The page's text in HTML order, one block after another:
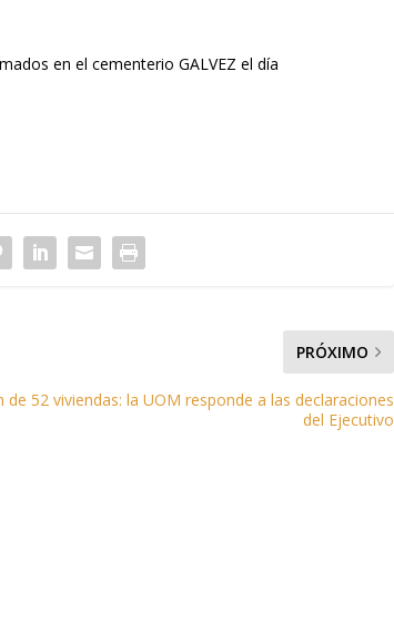
en el cementerio GALVEZ el día
PRÓXIMO
de 52 viviendas: la UOM responde a las declaraciones
del Ejecutivo